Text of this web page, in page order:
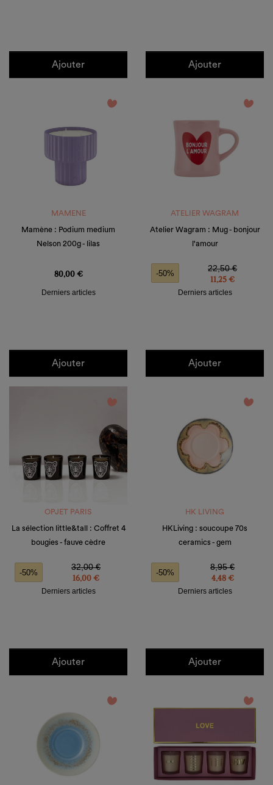
Ajouter Ajouter
favorite_border
MAMENE
Mamène : Podium medium
Nelson 200g - lilas
80,00 €
Derniers articles
Ajouter
favorite_border
ATELIER WAGRAM
Atelier Wagram : Mug - bonjour
l'amour
Prix de base
22,50 €
-50%
Prix
11,25 €
Derniers articles
Ajouter
favorite_border
OPJET PARIS
La sélection little&tall : Coffret 4
bougies - fauve cèdre
Prix de base
32,00 €
-50%
Prix
16,00 €
Derniers articles
Ajouter
favorite_border
HK LIVING
HKLiving : soucoupe 70s
ceramics - gem
Prix de base
8,95 €
-50%
Prix
4,48 €
Derniers articles
Ajouter
favorite_border favorite_border